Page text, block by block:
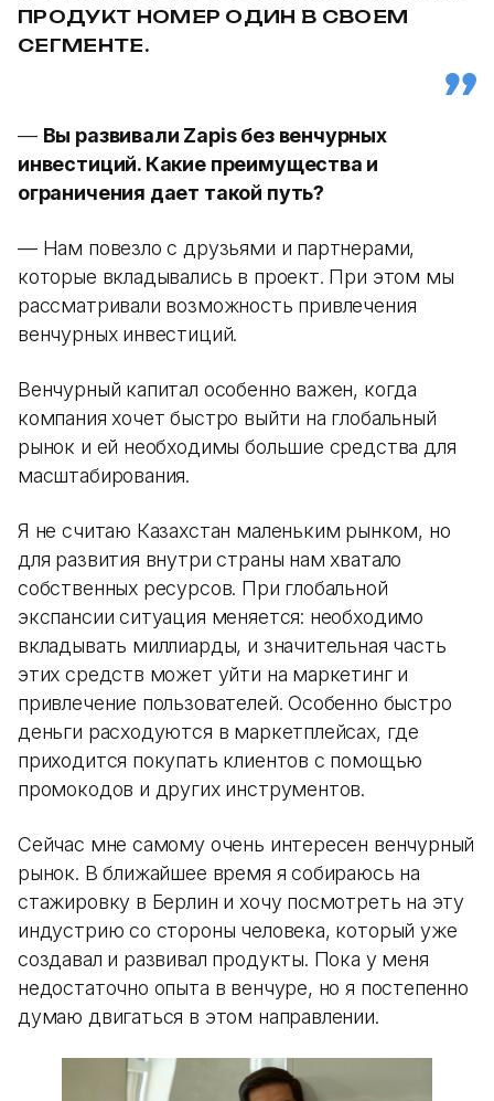
ПРОДУКТ НОМЕР ОДИН В СВОЕМ
СЕГМЕНТЕ.
— Вы развивали Zapis без венчурных
инвестиций. Какие преимущества и
ограничения дает такой путь?
— Нам повезло с друзьями и партнерами,
которые вкладывались в проект. При этом мы
рассматривали возможность привлечения
венчурных инвестиций.
Венчурный капитал особенно важен, когда
компания хочет быстро выйти на глобальный
рынок и ей необходимы большие средства для
масштабирования.
Я не считаю Казахстан маленьким рынком, но
для развития внутри страны нам хватало
собственных ресурсов. При глобальной
экспансии ситуация меняется: необходимо
вкладывать миллиарды, и значительная часть
этих средств может уйти на маркетинг и
привлечение пользователей. Особенно быстро
деньги расходуются в маркетплейсах, где
приходится покупать клиентов с помощью
промокодов и других инструментов.
Сейчас мне самому очень интересен венчурный
рынок. В ближайшее время я собираюсь на
стажировку в Берлин и хочу посмотреть на эту
индустрию со стороны человека, который уже
создавал и развивал продукты. Пока у меня
недостаточно опыта в венчуре, но я постепенно
думаю двигаться в этом направлении.